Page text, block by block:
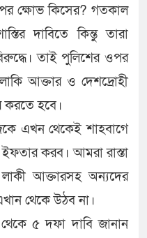
ক্ষোভ কিসের? গতকাল
দাবিতে কিন্তু তারা
তাই পুলিশের ওপর
আক্তার ও দেশদ্রোহী
করতে হবে।
এখন থেকেই শাহবাগে
করব। আমরা রাস্তা
আক্তারসহ অন্যদের
থেকে উঠব না।
৫ দফা দাবি জানান